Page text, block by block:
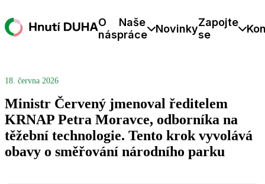
O
nás
Naše
práce
NovinkyZapojte
se
18. června 2026
Ministr Červený jmenoval ředitelem
KRNAP Petra Moravce, odborníka na
těžební technologie. Tento krok vyvolává
obavy o směřování národního parku